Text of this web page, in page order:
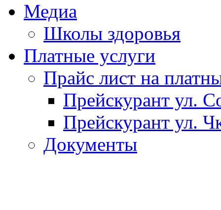
Медиа
Школы здоровья
Платные услуги
Прайс лист на
Прейскурант ул.
Прейскурант ул.
Документы